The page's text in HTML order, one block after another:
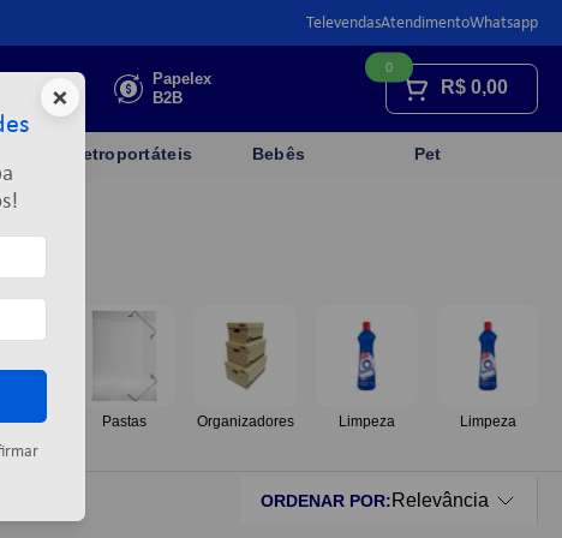
TelevendasAtendimentoWhatsapp
Faça sua
cotação
Papelex
B2B
R$ 0,00
0
Eletroportáteis Bebês Pet
Pastas Organizadores Limpeza Limpeza
ORDENAR POR Relevância
×